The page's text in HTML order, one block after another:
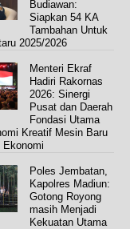
Budiawan:
Siapkan 54 KA
Tambahan Untuk
2025/2026
Menteri Ekraf
Hadiri Rakornas
2026: Sinergi
Pusat dan Daerah
Fondasi Utama
Kreatif Mesin Baru
Ekonomi
Poles Jembatan,
Kapolres Madiun:
Gotong Royong
masih Menjadi
Kekuatan Utama